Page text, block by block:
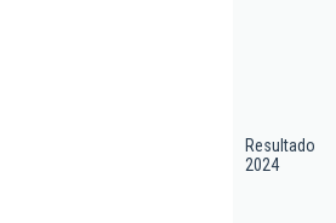
Resultado
2024